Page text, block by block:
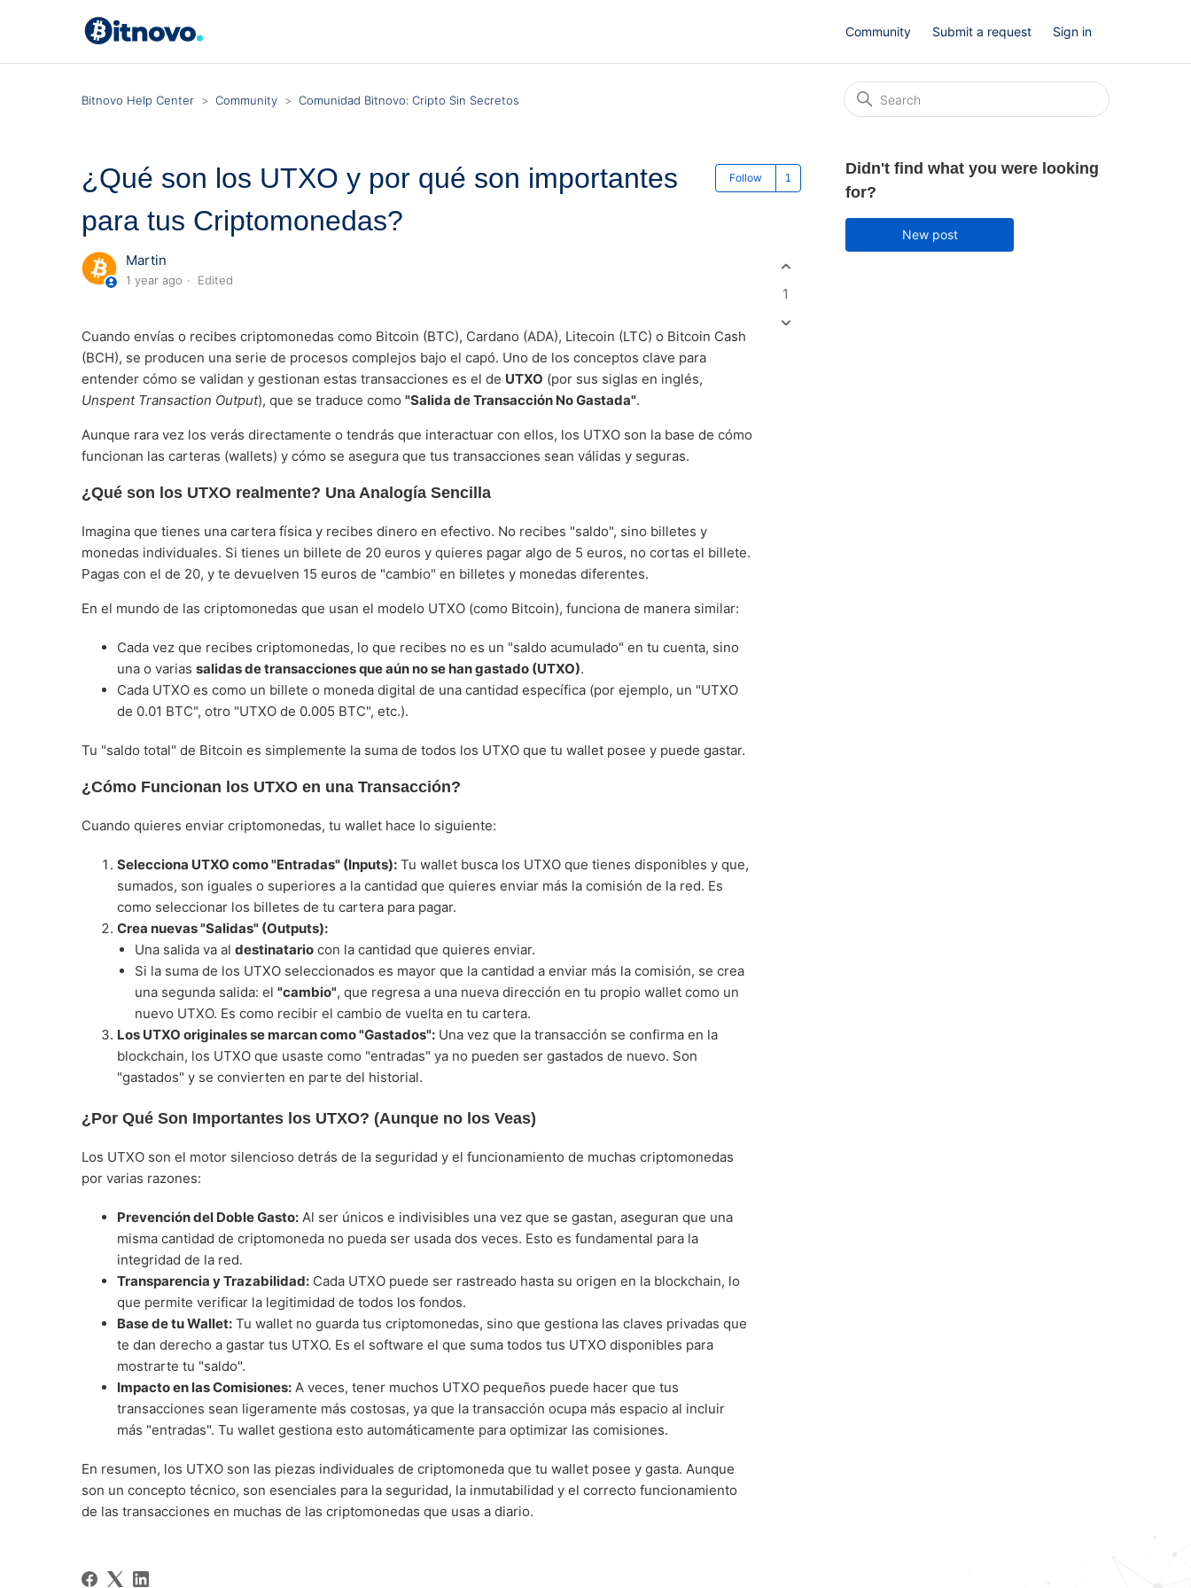
Community Submit a request Sign in
Bitnovo Help Center Community Comunidad Bitnovo: Cripto Sin Secretos
¿Qué son los UTXO y por qué son importantes
para tus Criptomonedas?
Follow Followed by one person
Martin
1 year ago Edited
Cuando envías o recibes criptomonedas como Bitcoin (BTC), Cardano (ADA), Litecoin (LTC) o Bitcoin Cash
(BCH), se producen una serie de procesos complejos bajo el capó. Uno de los conceptos clave para
entender cómo se validan y gestionan estas transacciones es el de UTXO (por sus siglas en inglés,
Unspent Transaction Output), que se traduce como "Salida de Transacción No Gastada".
Aunque rara vez los verás directamente o tendrás que interactuar con ellos, los UTXO son la base de cómo
funcionan las carteras (wallets) y cómo se asegura que tus transacciones sean válidas y seguras.
¿Qué son los UTXO realmente? Una Analogía Sencilla
Imagina que tienes una cartera física y recibes dinero en efectivo. No recibes "saldo", sino billetes y
monedas individuales. Si tienes un billete de 20 euros y quieres pagar algo de 5 euros, no cortas el billete.
Pagas con el de 20, y te devuelven 15 euros de "cambio" en billetes y monedas diferentes.
En el mundo de las criptomonedas que usan el modelo UTXO (como Bitcoin), funciona de manera similar:
Cada vez que recibes criptomonedas, lo que recibes no es un "saldo acumulado" en tu cuenta, sino
una o varias salidas de transacciones que aún no se han gastado (UTXO).
Cada UTXO es como un billete o moneda digital de una cantidad específica (por ejemplo, un "UTXO
de 0.01 BTC", otro "UTXO de 0.005 BTC", etc.).
Tu "saldo total" de Bitcoin es simplemente la suma de todos los UTXO que tu wallet posee y puede gastar.
¿Cómo Funcionan los UTXO en una Transacción?
Cuando quieres enviar criptomonedas, tu wallet hace lo siguiente:
Selecciona UTXO como "Entradas" (Inputs): Tu wallet busca los UTXO que tienes disponibles y que,
sumados, son iguales o superiores a la cantidad que quieres enviar más la comisión de la red. Es
como seleccionar los billetes de tu cartera para pagar.
Crea nuevas "Salidas" (Outputs):
Una salida va al destinatario con la cantidad que quieres enviar.
Si la suma de los UTXO seleccionados es mayor que la cantidad a enviar más la comisión, se crea
una segunda salida: el "cambio", que regresa a una nueva dirección en tu propio wallet como un
nuevo UTXO. Es como recibir el cambio de vuelta en tu cartera.
Los UTXO originales se marcan como "Gastados": Una vez que la transacción se confirma en la
blockchain, los UTXO que usaste como "entradas" ya no pueden ser gastados de nuevo. Son
"gastados" y se convierten en parte del historial.
¿Por Qué Son Importantes los UTXO? (Aunque no los Veas)
Los UTXO son el motor silencioso detrás de la seguridad y el funcionamiento de muchas criptomonedas
por varias razones:
Prevención del Doble Gasto: Al ser únicos e indivisibles una vez que se gastan, aseguran que una
misma cantidad de criptomoneda no pueda ser usada dos veces. Esto es fundamental para la
integridad de la red.
Transparencia y Trazabilidad: Cada UTXO puede ser rastreado hasta su origen en la blockchain, lo
que permite verificar la legitimidad de todos los fondos.
Base de tu Wallet: Tu wallet no guarda tus criptomonedas, sino que gestiona las claves privadas que
te dan derecho a gastar tus UTXO. Es el software el que suma todos tus UTXO disponibles para
mostrarte tu "saldo".
Impacto en las Comisiones: A veces, tener muchos UTXO pequeños puede hacer que tus
transacciones sean ligeramente más costosas, ya que la transacción ocupa más espacio al incluir
más "entradas". Tu wallet gestiona esto automáticamente para optimizar las comisiones.
En resumen, los UTXO son las piezas individuales de criptomoneda que tu wallet posee y gasta. Aunque
son un concepto técnico, son esenciales para la seguridad, la inmutabilidad y el correcto funcionamiento
de las transacciones en muchas de las criptomonedas que usas a diario.
1
Didn't find what you were looking
for?
New post